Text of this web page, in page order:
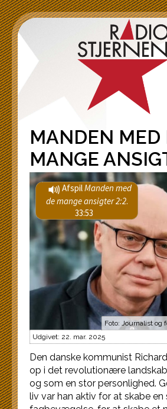
MANDEN MED
MANGE
AfspilManden med
de mange ansigter 2:2.
33:53
Udgivet: 22. mar. 2025
Foto: Journalist og
Den danske kommunist
op i det revolutionære
og som en stor personlighed.
liv var han aktiv for at skabe